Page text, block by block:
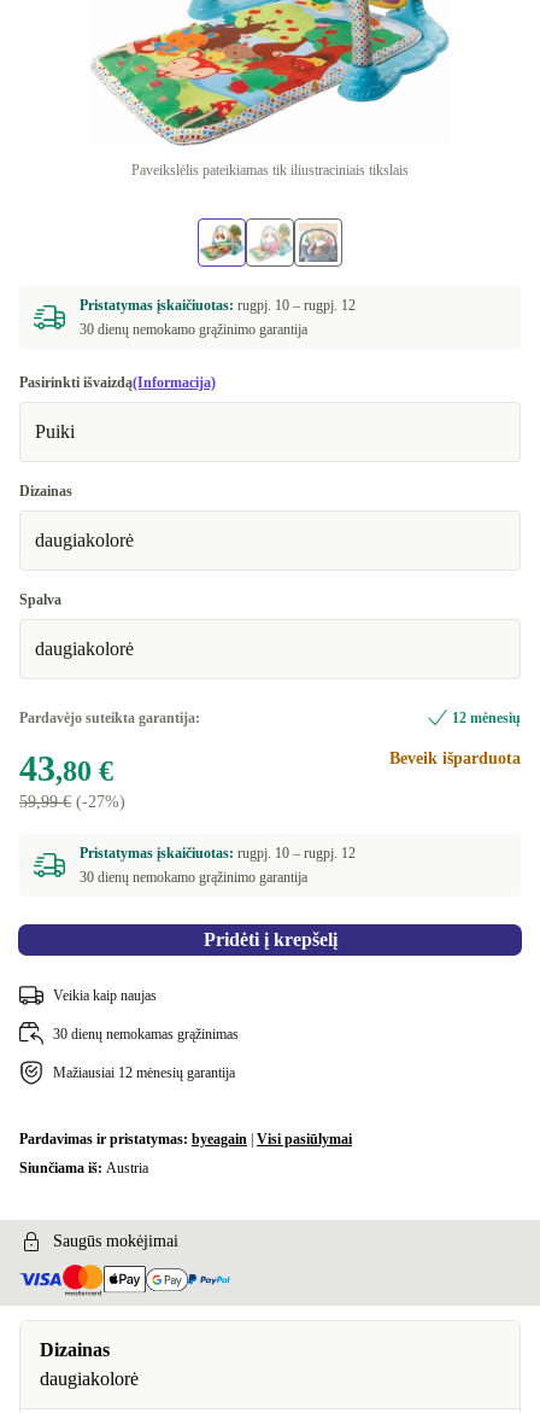
Paveikslėlis pateikiamas tik iliustraciniais tikslais
Pristatymas įskaičiuotas: rugpj. 10 – rugpj. 12
30 dienų nemokamo grąžinimo garantija
Pasirinkti išvaizdą(Informacija)
Puiki
Dizainas
daugiakolorė
Spalva
daugiakolorė
Pardavėjo suteikta garantija: 12 mėnesių
43,80 €
59,99 € (-27%)
Beveik išparduota
Pristatymas įskaičiuotas: rugpj. 10 – rugpj. 12
30 dienų nemokamo grąžinimo garantija
Pridėti į krepšelį
Veikia kaip naujas
30 dienų nemokamas grąžinimas
Mažiausiai 12 mėnesių garantija
Pardavimas ir pristatymas: byeagain Visi pasiūlymai
Siunčiama iš: Austria
Saugūs mokėjimai
Dizainas
daugiakolorė